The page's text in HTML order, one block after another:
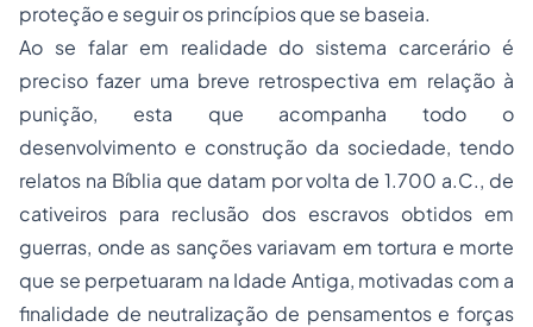
proteção e seguir os princípios que se baseia.
Ao se falar em realidade do sistema carcerário é
preciso fazer uma breve retrospectiva em relação à
punição, esta que acompanha todo o
desenvolvimento e construção da sociedade, tendo
relatos na Bíblia que datam por volta de 1.700 a.C., de
cativeiros para reclusão dos escravos obtidos em
guerras, onde as sanções variavam em tortura e morte
que se perpetuaram na Idade Antiga, motivadas com a
finalidade de neutralização de pensamentos e forças